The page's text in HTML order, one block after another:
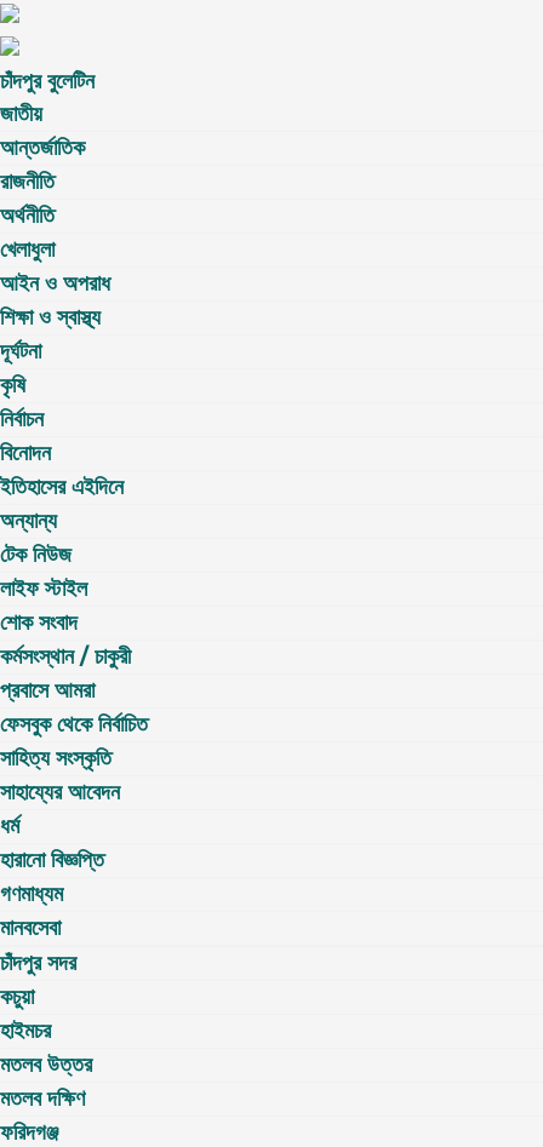
চাঁদপুর বুলেটিন
জাতীয়
আন্তর্জাতিক
রাজনীতি
অর্থনীতি
খেলাধুলা
আইন ও অপরাধ
শিক্ষা ও স্বাস্থ্য
দূর্ঘটনা
কৃষি
নির্বাচন
বিনোদন
ইতিহাসের এইদিনে
অন্যান্য
টেক নিউজ
লাইফ স্টাইল
শোক সংবাদ
কর্মসংস্থান / চাকুরী
প্রবাসে আমরা
ফেসবুক থেকে নির্বাচিত
সাহিত্য সংস্কৃতি
সাহায্যের আবেদন
ধর্ম
হারানো বিজ্ঞপ্তি
গণমাধ্যম
মানবসেবা
চাঁদপুর সদর
কচুয়া
হাইমচর
মতলব উত্তর
মতলব দক্ষিণ
ফরিদগঞ্জ